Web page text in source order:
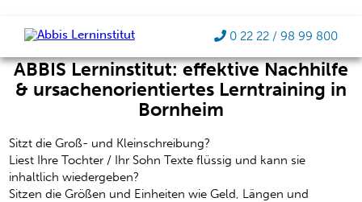
0 22 22 / 98 99 800
Fit für die 5. Klasse
ABBIS Lerninstitut: effektive Nachhilfe
& ursachenorientiertes Lerntraining in
Bornheim
Sitzt die Groß- und Kleinschreibung?
Liest Ihre Tochter / Ihr Sohn Texte flüssig und kann sie
inhaltlich wiedergeben?
Sitzen die Größen und Einheiten wie Geld, Längen und